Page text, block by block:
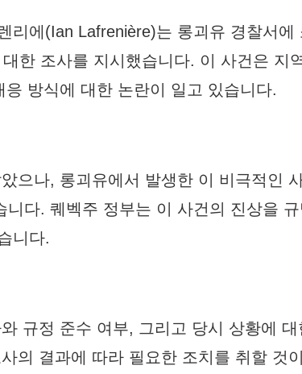
리에(Ian Lafrenière)는 롱괴유 경찰서에
한 조사를 지시했습니다. 이 사건은 지
방식에 대한 논란이 일고 있습니다.
으나, 롱괴유에서 발생한 이 비극적인
다. 퀘벡주 정부는 이 사건의 진상을
니다.
규정 준수 여부, 그리고 당시 상황에
의 결과에 따라 필요한 조치를 취할 것